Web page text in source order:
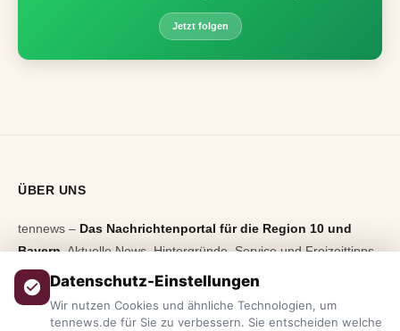
Jetzt folgen
ÜBER UNS
tennews – Das Nachrichtenportal für die Region 10 und
Bayern.Aktuelle News, Hintergründe, Service und Freizeittipps
aus allen Regionen, Städten und Landkreisen.
Blaulicht, von Kultur bis Sport, von Alltagstipps bis
Veranstaltungen – immer aktuell, immer aus Ihrer Nähe.
Datenschutz-Einstellungen
Wir nutzen Cookies und ähnliche Technologien, um
tennews.de für Sie zu verbessern. Sie entscheiden welche